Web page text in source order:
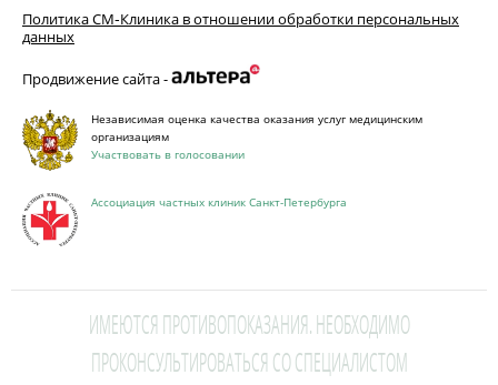
Политика СМ‑Клиника в отношении обработки персональных
данных
Продвижение сайта -
Независимая оценка качества оказания услуг медицинским
организациям
Участвовать в голосовании
Ассоциация частных клиник Санкт-Петербурга
ИМЕЮТСЯ ПРОТИВОПОКАЗАНИЯ. НЕОБХОДИМО
ПРОКОНСУЛЬТИРОВАТЬСЯ СО СПЕЦИАЛИСТОМ